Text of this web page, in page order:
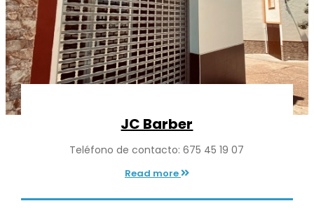
JC Barber
Teléfono de contacto: 675 45 19 07
Read more